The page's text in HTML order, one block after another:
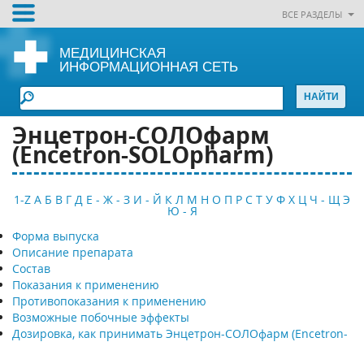
ВСЕ РАЗДЕЛЫ
МЕДИЦИНСКАЯ
ИНФОРМАЦИОННАЯ СЕТЬ
Энцетрон-СОЛОфарм
(Encetron-SOLOpharm)
1-Z А Б В Г Д Е - Ж - З И - Й К Л М Н О П Р С Т У Ф Х Ц Ч - Щ Э
Ю - Я
Форма выпуска
Описание препарата
Состав
Показания к применению
Противопоказания к применению
Возможные побочные эффекты
Дозировка, как принимать Энцетрон-СОЛОфарм (Encetron-